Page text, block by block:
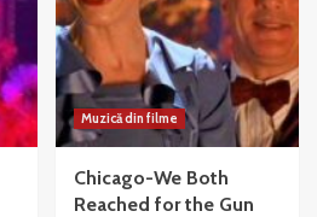
din
Chicago
Muzică din filme
Chicago-We Both
Reached for the Gun